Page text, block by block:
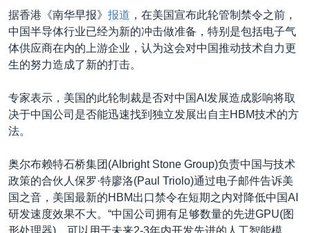
据香港《南华早报》 报道 ，在美国宣布此轮管制禁令之前，
中国半导体行业已经为新的冲击做准备，特别是包括电子气
体供应商在内的上游企业，认为这会对中国推动技术自力更
生的努力造成了新的打击。
专家表示，美国的此轮制裁是否对中国AI发展造成影响将取
决于中国公司是否能迅速找到独立发展出自主HBM技术的方
法。
奥尔布赖特石桥集团(Albright Stone Group)负责中国与技术
政策的合伙人保罗·特廖洛(Paul Triolo)通过电子邮件告诉美
国之音，美国最新的HBM出口禁令在短期之内对降低中国AI
研发速度效果不大。“中国公司拥有足够数量的先进GPU(图
形处理器)，可以用于未来2-3年内开发先进的人工智能模